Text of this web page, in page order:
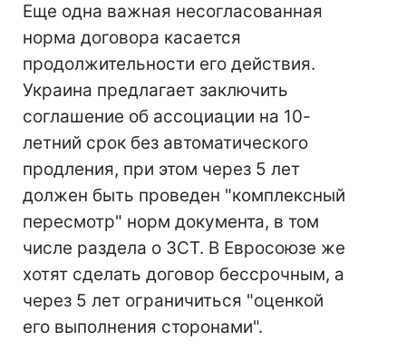
Еще одна важная несогласованная
норма договора касается
продолжительности его действия.
Украина предлагает заключить
соглашение об ассоциации на 10-
летний срок без автоматического
продления, при этом через 5 лет
должен быть проведен "комплексный
пересмотр" норм документа, в том
числе раздела о ЗСТ. В Евросоюзе же
хотят сделать договор бессрочным, а
через 5 лет ограничиться "оценкой
его выполнения сторонами".